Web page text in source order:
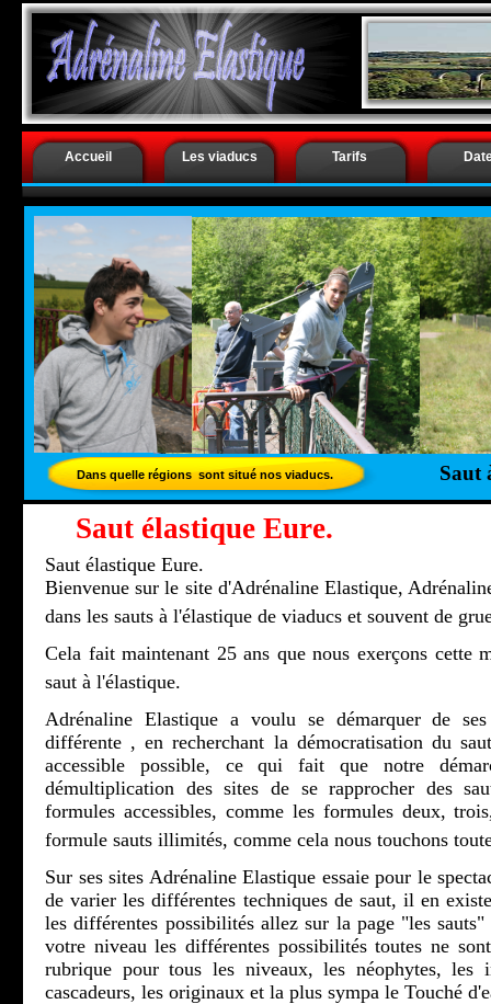
Saut
Dans quelle régions sont situé nos viaducs.
Saut élastique Eure.
Saut élastique Eure.
Bienvenue sur le site d'Adrénaline Elastique,
dans les sauts à l'élastique de viaducs et souvent de
Cela fait maintenant 25 ans que nous exerçons cette
saut à l'élastique.
Adrénaline Elastique a voulu se démarquer de
différente , en recherchant la démocratisation du
accessible possible, ce qui fait que notre
démultiplication des sites de se rapprocher des
formules accessibles, comme les formules deux,
formule sauts illimités, comme cela nous touchons
Sur ses sites Adrénaline Elastique essaie pour le
de varier les différentes techniques de saut, il en
les différentes possibilités allez sur la page "les
votre niveau les différentes possibilités toutes ne
rubrique pour tous les niveaux, les néophytes, les
cascadeurs, les originaux et la plus sympa le Touché
Accueil Les viaducs Tarifs